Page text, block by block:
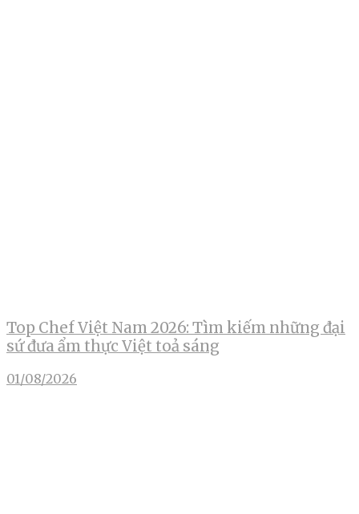
Top Chef Việt Nam 2026: Tìm kiếm những đại
sứ đưa ẩm thực Việt toả sáng
01/08/2026